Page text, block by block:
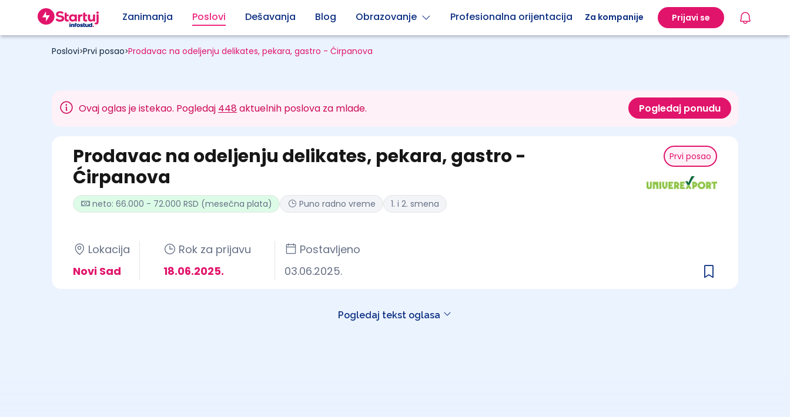
Zanimanja Poslovi Dešavanja Blog Obrazovanje Profesionalna orijentacija Za kompanije Prijavi se
Poslovi>Prvi posao>Prodavac na odeljenju delikates, pekara, gastro - Ćirpanova
Ovaj oglas je istekao. Pogledaj 448 aktuelnih poslova za mlade. Pogledaj ponudu
Prvi posao
Prodavac na odeljenju delikates, pekara, gastro -
Ćirpanova
Lokacija
Novi Sad
Rok za prijavu
18.06.2025.
Postavljeno
03.06.2025.
neto: 66.000 - 72.000 RSD (mesečna plata) Puno radno vreme 1. i 2. smena
Pogledaj tekst oglasa